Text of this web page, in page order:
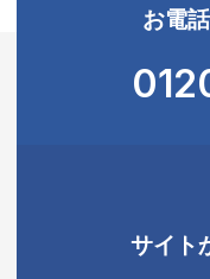
お電
サイト